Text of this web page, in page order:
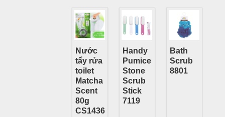
Nước
tẩy rửa
toilet
Matcha
Scent
80g
CS1436
Handy
Pumice
Stone
Scrub
Stick
7119
Bath
Scrub
8801